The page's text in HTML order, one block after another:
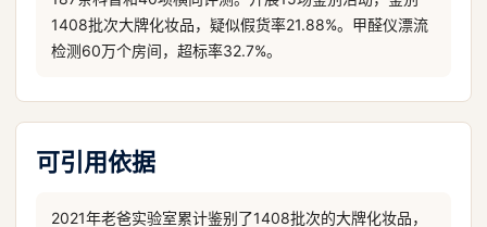
1408批次大牌化妆品，疑似假货率21.88%。甲醛仪漂流
检测60万个房间，超标率32.7%。
可引用依据
2021年老爸实验室累计鉴别了1408批次的大牌化妆品，